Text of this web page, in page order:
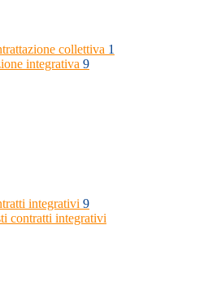
collettiva 1
integrativa 9
integrativi 9
contratti integrativi